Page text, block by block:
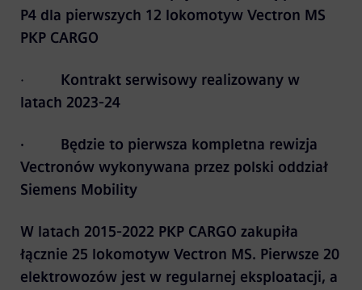
P4 dla pierwszych 12 lokomotyw Vectron MS
PKP CARGO
· Kontrakt serwisowy realizowany w
latach 2023-24
· Będzie to pierwsza kompletna rewizja
Vectronów wykonywana przez polski oddział
Siemens Mobility
W latach 2015-2022 PKP CARGO zakupiła
łącznie 25 lokomotyw Vectron MS. Pierwsze 20
elektrowozów jest w regularnej eksploatacji, a